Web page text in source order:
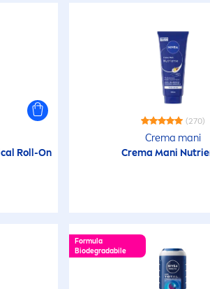
Cool Kick
Crema Aloe
Crema Corpo
Creme Care
Pelle sensibile
Pelle sensibile dei
Tutti i tipi di
Roll-On
(270)
Crema mani
Crema Mani
Formula
Biodegradabile